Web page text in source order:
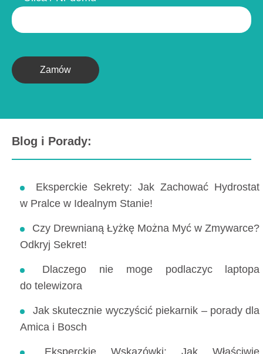
Zamów
Blog i Porady:
Eksperckie Sekrety: Jak Zachować Hydrostat
w Pralce w Idealnym Stanie!
Czy Drewnianą Łyżkę Można Myć w Zmywarce?
Odkryj Sekret!
Dlaczego nie moge podlaczyc laptopa
do telewizora
Jak skutecznie wyczyścić piekarnik – porady dla
Amica i Bosch